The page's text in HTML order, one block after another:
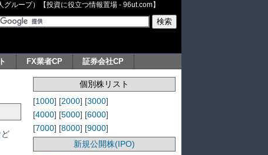
ループ）【投資に役立つ情報置場 - 96ut.com】
FX業者CP 証券会社CP
個別株リスト
[1000] [2000] [3000]
[4000] [5000] [6000]
[7000] [8000] [9000]
新規公開株(IPO)